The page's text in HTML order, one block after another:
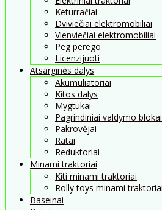
Keturračiai
Dviviečiai elektromobiliai
Vienviečiai elektromobiliai
Peg perego
Licenzijuoti
Atsarginės dalys
Akumuliatoriai
Kitos dalys
Mygtukai
Pagrindiniai valdymo blokai
Pakrovėjai
Ratai
Reduktoriai
Minami traktoriai
Kiti minami traktoriai
Rolly toys minami
Baseinai